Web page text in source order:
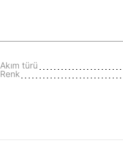
Akım türü
Renk